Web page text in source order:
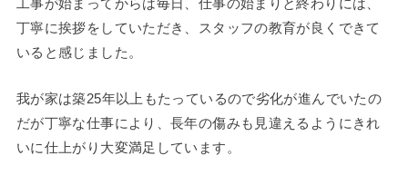
工事が始まってからは毎日、仕事の始まりと終わりには、
丁寧に挨拶をしていただき、スタッフの教育が良くできて
いると感じました。
我が家は築25年以上もたっているので劣化が進んでいたの
だが丁寧な仕事により、長年の傷みも見違えるようにきれ
いに仕上がり大変満足しています。